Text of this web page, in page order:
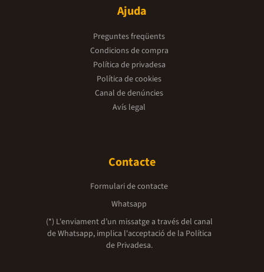
Ajuda
Preguntes freqüents
Condicions de compra
Política de privadesa
Política de cookies
Canal de denúncies
Avís legal
Contacte
Formulari de contacte
Whatsapp
(*) L'enviament d’un missatge a través del canal
de Whatsapp, implica l'acceptació de la Política
de Privadesa.